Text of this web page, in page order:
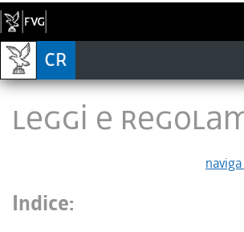
LEGGI E
Indice: